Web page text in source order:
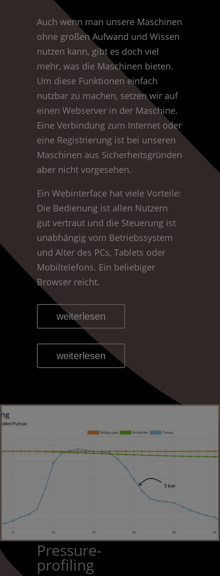
Auch wenn man unsere Maschinen
ohne großen Aufwand und Wissen
nutzen kann, gibt es doch viel
mehr, was die Maschinen bieten.
Um diese Funktionen einfach
nutzbar zu machen, setzen wir auf
einen Webserver in der Maschine.
Eine Verbindung zum Internet oder
eine Registrierung ist bei unseren
Maschinen aus Sicherheitsgründen
aber nicht vorgesehen.
Ein Webinterface hat viele Vorteile:
Die Bedienung ist allen Nutzern
gut vertraut und die Steuerung ist
unabhängig vom Betriebssystem
und Alter des PCs, Tablets oder
Mobiltelefons. Ein beliebiger
Browser reicht.
weiterlesen
weiterlesen
Pressure-
profiling